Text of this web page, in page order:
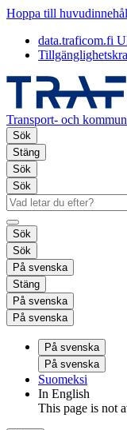
Hoppa till
data.traficom.fi
Transport- och
Sök
Stäng
Sök
Sök
Sök
Sök
På svenska
Stäng
På svenska
På svenska
På svenska
På svenska
Suomeksi
In English
This page is not